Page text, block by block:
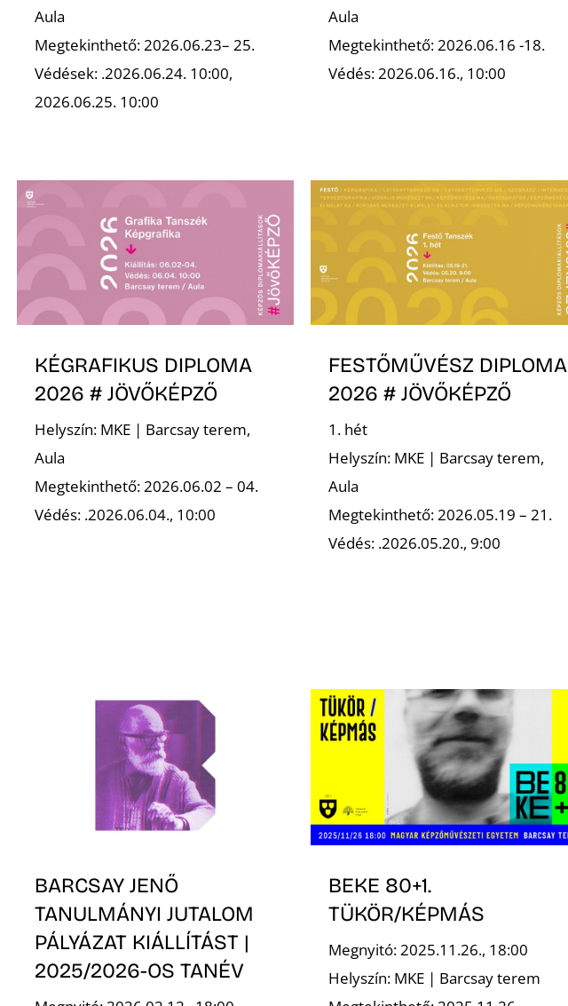
Aula
Megtekinthető: 2026.06.23– 25.
Védések: .2026.06.24. 10:00,
2026.06.25. 10:00
Aula
Megtekinthető: 2026.06.16 -18.
Védés: 2026.06.16., 10:00
KÉGRAFIKUS DIPLOMA
2026 # JÖVŐKÉPZŐ
Helyszín: MKE | Barcsay terem,
Aula
Megtekinthető: 2026.06.02 – 04.
Védés: .2026.06.04., 10:00
FESTŐMŰVÉSZ DIPLOMA
2026 # JÖVŐKÉPZŐ
1. hét
Helyszín: MKE | Barcsay terem,
Aula
Megtekinthető: 2026.05.19 – 21.
Védés: .2026.05.20., 9:00
BARCSAY JENŐ
TANULMÁNYI JUTALOM
PÁLYÁZAT KIÁLLÍTÁST |
2025/2026-OS TANÉV
BEKE 80+1.
TÜKÖR/KÉPMÁS
Megnyitó: 2025.11.26., 18:00
Helyszín: MKE | Barcsay terem